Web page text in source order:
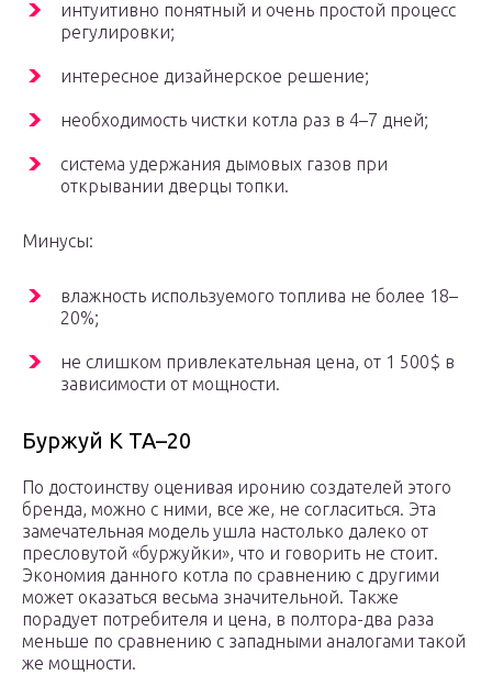
интуитивно понятный и очень простой процесс
регулировки;
интересное дизайнерское решение;
необходимость чистки котла раз в 4–7 дней;
система удержания дымовых газов при
открывании дверцы топки.
Минусы:
влажность используемого топлива не более 18–
20%;
не слишком привлекательная цена, от 1 500$ в
зависимости от мощности.
Буржуй К ТА–20
По достоинству оценивая иронию создателей этого
бренда, можно с ними, все же, не согласиться. Эта
замечательная модель ушла настолько далеко от
пресловутой «буржуйки», что и говорить не стоит.
Экономия данного котла по сравнению с другими
может оказаться весьма значительной. Также
порадует потребителя и цена, в полтора-два раза
меньше по сравнению с западными аналогами такой
же мощности.